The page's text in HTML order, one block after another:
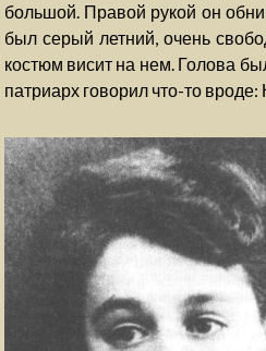
большой. Правой рукой он
был серый летний, очень
костюм висит на нем. Голова
патриарх говорил что-то вроде: